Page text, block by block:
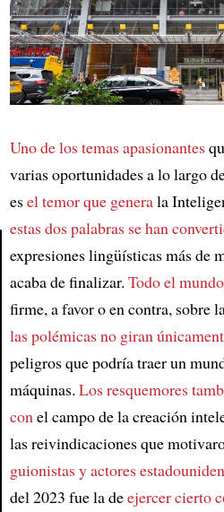
Article
Uno de los temas apasionantes
varias oportunidades a lo largo
esel temor que generala
estas dos palabras se han
expresiones lingüísticas más de
acaba de finalizar. Todo el
firme, a favor o en contra,
las polémicas no giran
peligros que podría traer un
máquinas. Los resquemores
conel campo de la creación
las reivindicaciones que
guionistas y actores
del 2023 fue la deejercer cierto